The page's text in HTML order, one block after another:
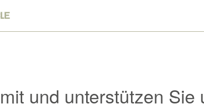
und unterstützen Sie